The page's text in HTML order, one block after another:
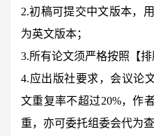
2.初稿可提交中文版本，
为英文版本；
3.所有论文须严格按照【排
4.应出版社要求，会议论
文重复率不超过20%，作
重，亦可委托组委会代为查